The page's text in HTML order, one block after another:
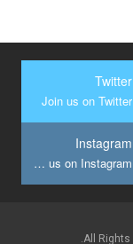
Twitter
Join us on Twitter
Instagram
Join us on Instagram